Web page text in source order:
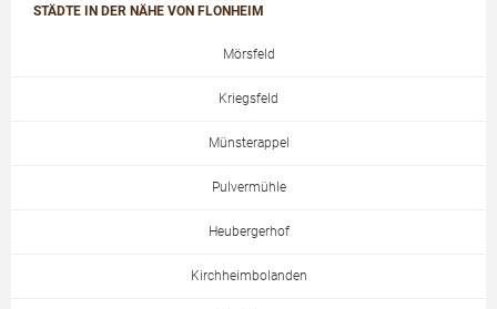
STÄDTE IN DER NÄHE VON FLONHEIM
Mörsfeld
Kriegsfeld
Münsterappel
Pulvermühle
Heubergerhof
Kirchheimbolanden